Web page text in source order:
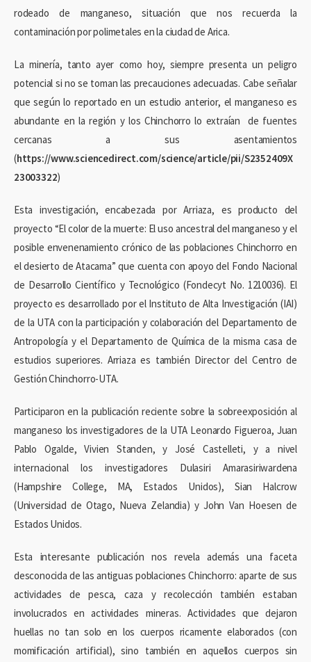
rodeado de manganeso, situación que nos recuerda la
contaminación por polimetales en la ciudad de Arica.
La minería, tanto ayer como hoy, siempre presenta un peligro
potencial si no se toman las precauciones adecuadas. Cabe señalar
que según lo reportado en un estudio anterior, el manganeso es
abundante en la región y los Chinchorro lo extraían de fuentes
cercanas a sus asentamientos
(https://www.sciencedirect.com/science/article/pii/S2352409X
23003322)
Esta investigación, encabezada por Arriaza, es producto del
proyecto “El color de la muerte: El uso ancestral del manganeso y el
posible envenenamiento crónico de las poblaciones Chinchorro en
el desierto de Atacama” que cuenta con apoyo del Fondo Nacional
de Desarrollo Científico y Tecnológico (Fondecyt No. 1210036). El
proyecto es desarrollado por el Instituto de Alta Investigación (IAI)
de la UTA con la participación y colaboración del Departamento de
Antropología y el Departamento de Química de la misma casa de
estudios superiores. Arriaza es también Director del Centro de
Gestión Chinchorro-UTA.
Participaron en la publicación reciente sobre la sobreexposición al
manganeso los investigadores de la UTA Leonardo Figueroa, Juan
Pablo Ogalde, Vivien Standen, y José Castelleti, y a nivel
internacional los investigadores Dulasiri Amarasiriwardena
(Hampshire College, MA, Estados Unidos), Sian Halcrow
(Universidad de Otago, Nueva Zelandia) y John Van Hoesen de
Estados Unidos.
Esta interesante publicación nos revela además una faceta
desconocida de las antiguas poblaciones Chinchorro: aparte de sus
actividades de pesca, caza y recolección también estaban
involucrados en actividades mineras. Actividades que dejaron
huellas no tan solo en los cuerpos ricamente elaborados (con
momificación artificial), sino también en aquellos cuerpos sin